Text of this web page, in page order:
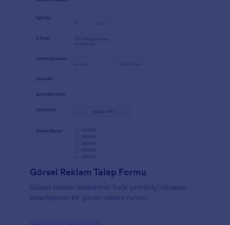
Görsel Reklam Talep Formu
Görsel reklam isteklerinin hızla çevrimiçi olmasını
kolaylaştıran bir görsel reklam formu.